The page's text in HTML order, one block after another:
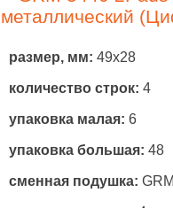
металлический
размер, мм: 49x28
количество строк: 4
упаковка малая: 6
упаковка большая: 48
сменная подушка: